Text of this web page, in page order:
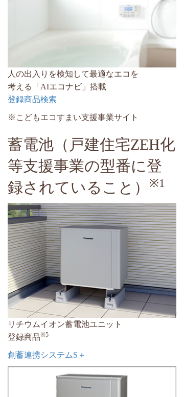
人の出入りを検知して最適なエコを
考える「AIエコナビ」搭載
登録商品検索
※こどもエコすまい支援事業サイト
蓄電池（戸建住宅ZEH化
等支援事業の型番に登
録されていること）
※1
リチウムイオン蓄電池ユニット
登録商品※5
創蓄連携システムS＋